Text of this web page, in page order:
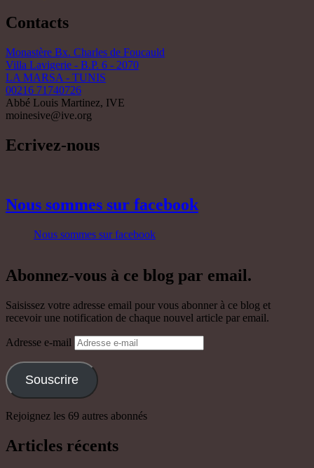
Contacts
Monastère Bx. Charles de Foucauld
Villa Lavigerie - B.P. 6 - 2070
LA MARSA - TUNIS
00216 71740726
Abbé Louis Martinez, IVE
moinesive@ive.org
Ecrivez-nous
Nous sommes sur facebook
Nous sommes sur facebook
Abonnez-vous à ce blog par email.
Saisissez votre adresse email pour vous abonner à ce blog et
recevoir une notification de chaque nouvel article par email.
Adresse e-mail
Souscrire
Rejoignez les 69 autres abonnés
Articles récents